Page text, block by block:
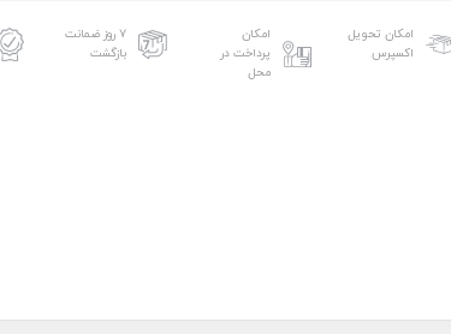
امکان تحویل
اکسپرس
امکان
پرداخت در
محل
۷ روز ضمانت
بازگشت